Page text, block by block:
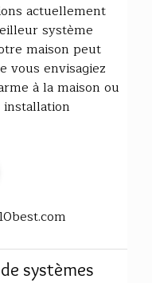
actuellement
système
maison peut
vous envisagiez
à la maison ou
systèmes